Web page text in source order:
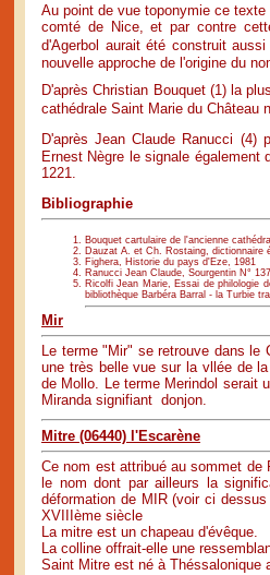
Au point de vue toponymie ce
comté de Nice, et par contre
d'Agerbol aurait été construit
nouvelle approche de l'origine du
D'après Christian Bouquet (1) la
cathédrale Saint Marie du Château
D'après Jean Claude Ranucci
Ernest Nègre le signale également
1221.
Bibliographie
Bouquet cartulaire de l'ancienne
Dauzat A. et Ch. Rostaing, dictionnaire
Fighera, Historie du pays d'Eze, 1981
Ranucci Jean Claude, Sourgentin N°
Ricolfi Jean Marie, Essai de philologie
bibliothèque Barbéra Barral - la Turbie
Mir
Le terme "Mir" se retrouve dans le
une très belle vue sur la vllée de
de Mollo. Le terme Merindol serait
Miranda signifiant donjon.
Mitre (06440) l'Escarène
Ce nom est attribué au sommet de
le nom dont par ailleurs la
déformation de MIR (voir ci
XVIIIème siècle
La mitre est un chapeau d'évêque.
La colline offrait-elle une
Saint Mitre est né à Théssalonique